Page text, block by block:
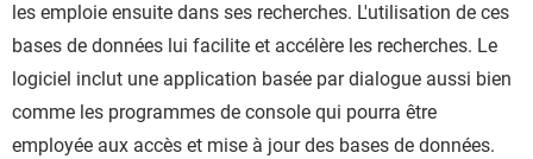
les emploie ensuite dans ses recherches. L'utilisation de ces
bases de données lui facilite et accélère les recherches. Le
logiciel inclut une application basée par dialogue aussi bien
comme les programmes de console qui pourra être
employée aux accès et mise à jour des bases de données.